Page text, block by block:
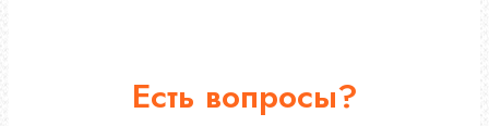
Есть вопросы?